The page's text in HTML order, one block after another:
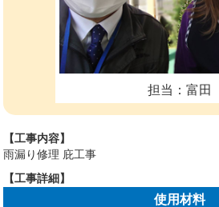
担当：富田
【工事内容】
雨漏り修理 庇工事
【工事詳細】
使用材料